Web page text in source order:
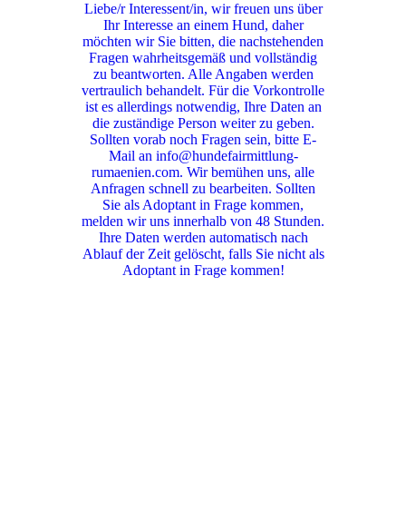
Liebe/r Interessent/in, wir freuen uns über
Ihr Interesse an einem Hund, daher
möchten wir Sie bitten, die nachstehenden
Fragen wahrheitsgemäß und vollständig
zu beantworten. Alle Angaben werden
vertraulich behandelt. Für die Vorkontrolle
ist es allerdings notwendig, Ihre Daten an
die zuständige Person weiter zu geben.
Sollten vorab noch Fragen sein, bitte E-
Mail an info@hundefairmittlung-
rumaenien.com. Wir bemühen uns, alle
Anfragen schnell zu bearbeiten. Sollten
Sie als Adoptant in Frage kommen,
melden wir uns innerhalb von 48 Stunden.
Ihre Daten werden automatisch nach
Ablauf der Zeit gelöscht, falls Sie nicht als
Adoptant in Frage kommen!